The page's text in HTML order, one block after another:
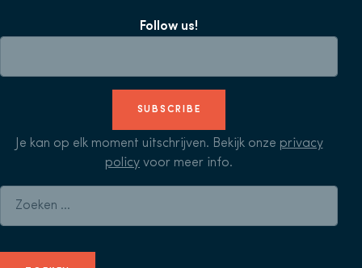
Follow us!
SUBSCRIBE
Je kan op elk moment uitschrijven. Bekijk onze privacy
policy voor meer info.